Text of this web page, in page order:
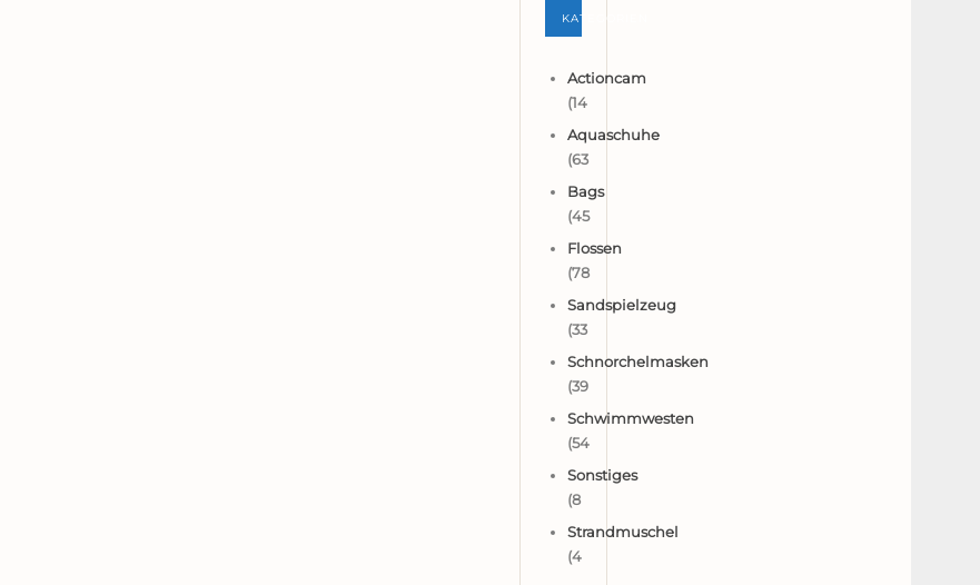
KATEGORIEN
Actioncam
(14
Aquaschuhe
(63
Bags
(45
Flossen
(78
Sandspielzeug
(33
Schnorchelmasken
(39
Schwimmwesten
(54
Sonstiges
(8
Strandmuschel
(4